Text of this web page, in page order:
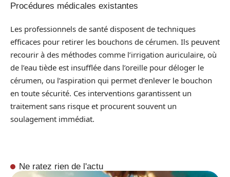
Procédures médicales existantes
Les professionnels de santé disposent de techniques
efficaces pour retirer les bouchons de cérumen. Ils peuvent
recourir à des méthodes comme l’irrigation auriculaire, où
de l’eau tiède est insufflée dans l’oreille pour déloger le
cérumen, ou l’aspiration qui permet d’enlever le bouchon
en toute sécurité. Ces interventions garantissent un
traitement sans risque et procurent souvent un
soulagement immédiat.
Ne ratez rien de l'actu